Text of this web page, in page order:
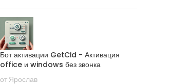
Бот активации GetCid - Активация
office и windows без звонка
от Ярослав